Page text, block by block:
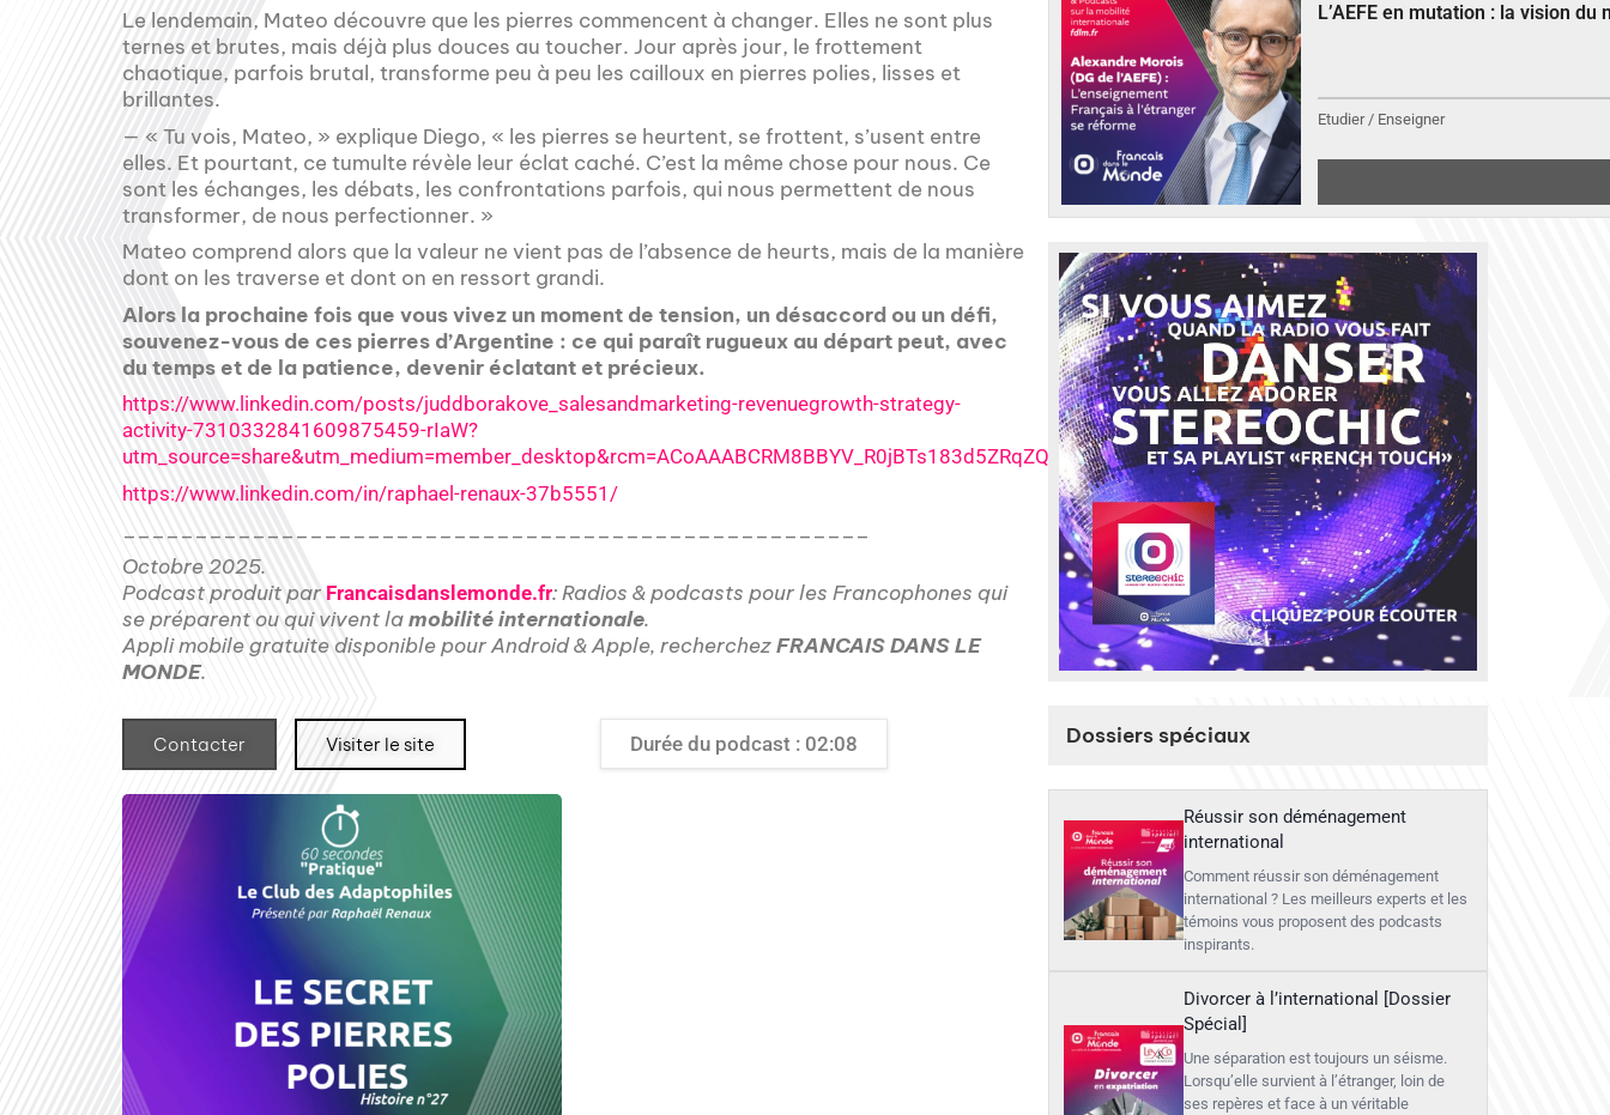
Le lendemain, Mateo découvre que les pierres commencent à changer. Elles ne sont plus
ternes et brutes, mais déjà plus douces au toucher. Jour après jour, le frottement
chaotique, parfois brutal, transforme peu à peu les cailloux en pierres polies, lisses et
brillantes.
— « Tu vois, Mateo, » explique Diego, « les pierres se heurtent, se frottent, s’usent entre
elles. Et pourtant, ce tumulte révèle leur éclat caché. C’est la même chose pour nous. Ce
sont les échanges, les débats, les confrontations parfois, qui nous permettent de nous
transformer, de nous perfectionner. »
Mateo comprend alors que la valeur ne vient pas de l’absence de heurts, mais de la manière
dont on les traverse et dont on en ressort grandi.
Alors la prochaine fois que vous vivez un moment de tension, un désaccord ou un défi,
souvenez-vous de ces pierres d’Argentine : ce qui paraît rugueux au départ peut, avec
du temps et de la patience, devenir éclatant et précieux.
https://www.linkedin.com/posts/juddborakove_salesandmarketing-revenuegrowth-strategy-
activity-7310332841609875459-rIaW?
utm_source=share&utm_medium=member_desktop&rcm=ACoAAABCRM8BBYV_R0jBTs183d5ZRqZQfEqPbDU
https://www.linkedin.com/in/raphael-renaux-37b5551/
____________________________________________________
Octobre 2025.
Podcast produit par Francaisdanslemonde.fr: Radios & podcasts pour les Francophones qui
se préparent ou qui vivent lamobilité internationale.
Appli mobile gratuite disponible pour Android & Apple, recherchezFRANCAIS DANS LE
MONDE.
Contacter Visiter le site Durée du podcast : 02:08
L’AEFE en mutation : la vision
Etudier / Enseigner
Dossiers spéciaux
Réussir son déménagement
international
Comment réussir son déménagement
international ? Les meilleurs experts et les
témoins vous proposent des podcasts
inspirants.
Divorcer à l’international [Dossier
Spécial]
Une séparation est toujours un séisme.
Lorsqu’elle survient à l’étranger, loin de
ses repères et face à un véritable